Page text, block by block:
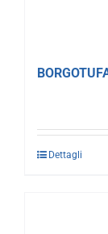
Dettagli